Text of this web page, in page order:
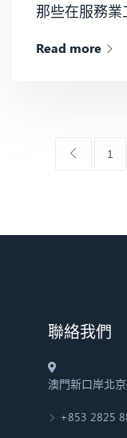
那些在服務
Read more
1
​聯絡我們
澳門新口岸北
+853 2825